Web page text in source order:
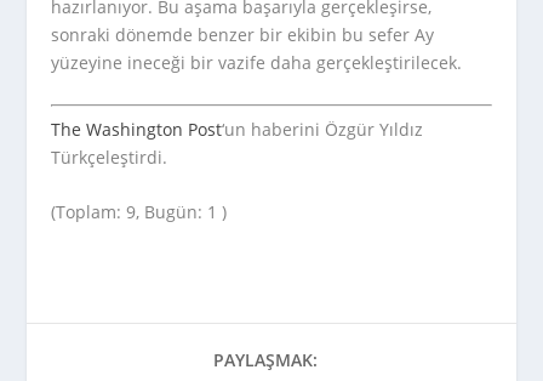
hazırlanıyor. Bu aşama başarıyla gerçekleşirse,
sonraki dönemde benzer bir ekibin bu sefer Ay
yüzeyine ineceği bir vazife daha gerçekleştirilecek.
The Washington Post‘un haberini Özgür Yıldız
Türkçeleştirdi.
(Toplam: 9, Bugün: 1 )
PAYLAŞMAK: